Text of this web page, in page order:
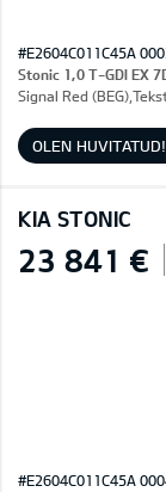
#E2604C011C45A
Stonic 1,0 T-GDI EX
Signal Red
OLEN HUVITATUD!
KIA STONIC
23 841 €
#E2604C011C45A